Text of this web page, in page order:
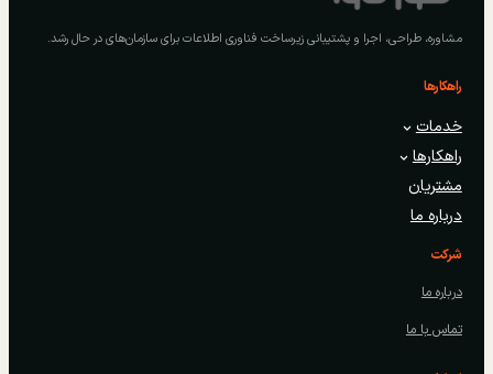
مشاوره، طراحی، اجرا و پشتیبانی زیرساخت فناوری اطلاعات برای سازمان‌های در حال رشد.
راهکارها
خدمات
راهکارها
مشتریان
درباره ما
شرکت
درباره ما
تماس با ما